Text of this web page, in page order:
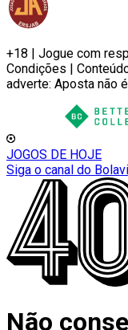
+18 | Jogue com
Condições |
adverte: Aposta não
JOGOS DE HOJE
Siga o canal do
Não